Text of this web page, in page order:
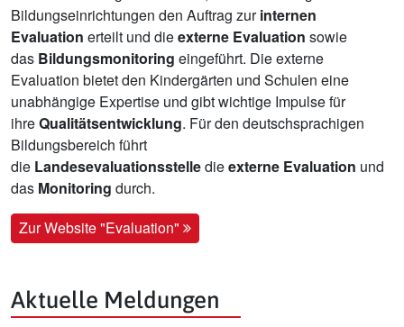
Bildungseinrichtungen den Auftrag zurinternen
Evaluation erteilt und dieexterne Evaluation sowie
das Bildungsmonitoring eingeführt. Die externe
Evaluation bietet den Kindergärten und Schulen eine
unabhängige Expertise und gibt wichtige Impulse für
ihreQualitätsentwicklung. Für den deutschsprachigen
Bildungsbereich führt
die Landesevaluationsstelledieexterne Evaluation und
das Monitoring durch.
Zur Website "Evaluation"
Aktuelle Meldungen